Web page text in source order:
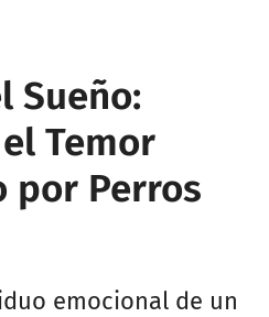
Sueño:
Temor
por Perros
emocional de un